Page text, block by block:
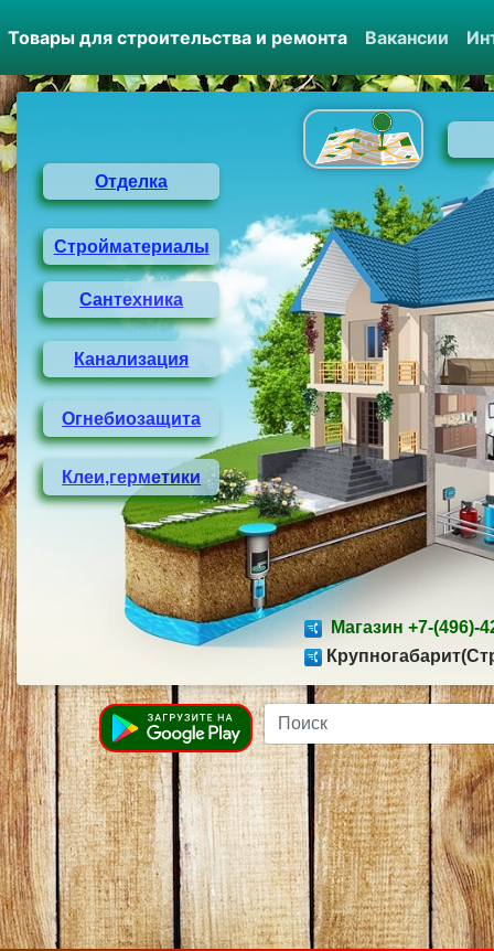
Товары для строительства и ремонта(current)
Вакансии
Огнебиозащита
Стройматериалы
Клеи,герметики
Сантехника
Канализация
Отделка
Магазин +7-(496)-
Name